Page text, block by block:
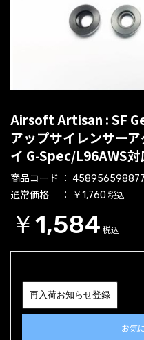
Airsoft Artisan : SF
アップサイレンサー
イ G-Spec/L96AWS
商品コード
通常価格 ￥1,760 税込
￥1,584 税込
再入荷お知らせ登録
お気